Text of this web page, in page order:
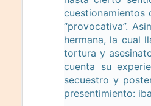
cuestionamientos
“provocativa”.
hermana, la cual
tortura y
cuenta su
secuestro y
presentimiento: